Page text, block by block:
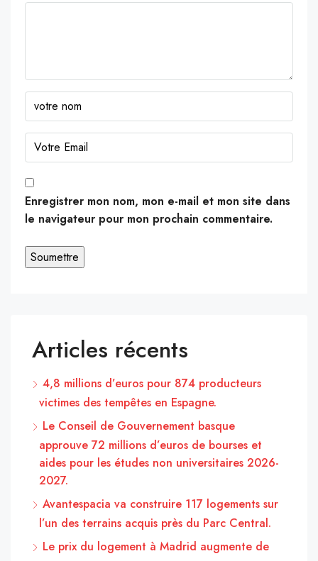
Enregistrer mon nom, mon e-mail et mon site dans
le navigateur pour mon prochain commentaire.
Articles récents
4,8 millions d’euros pour 874 producteurs
victimes des tempêtes en Espagne.
Le Conseil de Gouvernement basque
approuve 72 millions d’euros de bourses et
aides pour les études non universitaires 2026-
2027.
Avantespacia va construire 117 logements sur
l’un des terrains acquis près du Parc Central.
Le prix du logement à Madrid augmente de